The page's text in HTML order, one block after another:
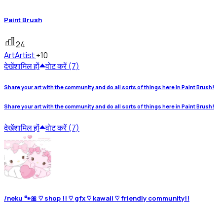
Paint Brush
24
ArtArtist+10
देखेंशामिल हों वोट करें (7)
Share your art with the community and do all sorts of things here in Paint Brush!
Share your art with the community and do all sorts of things here in Paint Brush!
देखेंशामिल हों वोट करें (7)
/neku 🐾🎀 ♡ shop !! ♡ gfx ♡ kawaii ♡ friendly community!!